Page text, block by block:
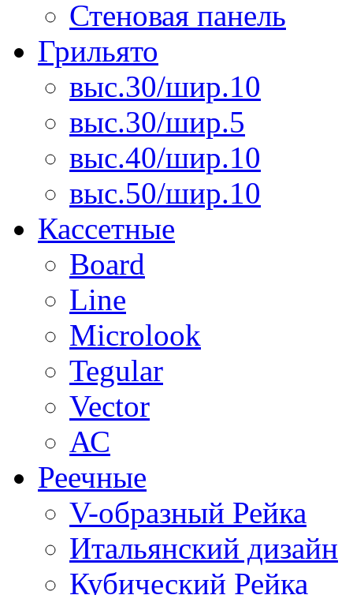
Стеновая панель
Грильято
выс.30/шир.10
выс.30/шир.5
выс.40/шир.10
выс.50/шир.10
Кассетные
Board
Line
Microlook
Tegular
Vector
АС
Реечные
V-образный Рейка
Итальянский дизайн
Кубический Рейка